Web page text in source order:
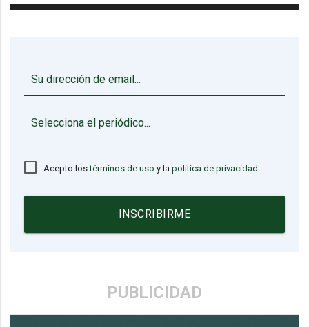
Acepto lostérminos de uso y lapolítica de privacidad
INSCRIBIRME
PUBLICIDAD